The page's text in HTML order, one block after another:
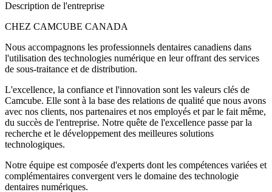
Description de l'entreprise
CHEZ CAMCUBE CANADA
Nous accompagnons les professionnels dentaires canadiens dans
l'utilisation des technologies numérique en leur offrant des services
de sous-traitance et de distribution.
L'excellence, la confiance et l'innovation sont les valeurs clés de
Camcube. Elle sont à la base des relations de qualité que nous avons
avec nos clients, nos partenaires et nos employés et par le fait même,
du succès de l'entreprise. Notre quête de l'excellence passe par la
recherche et le développement des meilleures solutions
technologiques.
Notre équipe est composée d'experts dont les compétences variées et
complémentaires convergent vers le domaine des technologie
dentaires numériques.